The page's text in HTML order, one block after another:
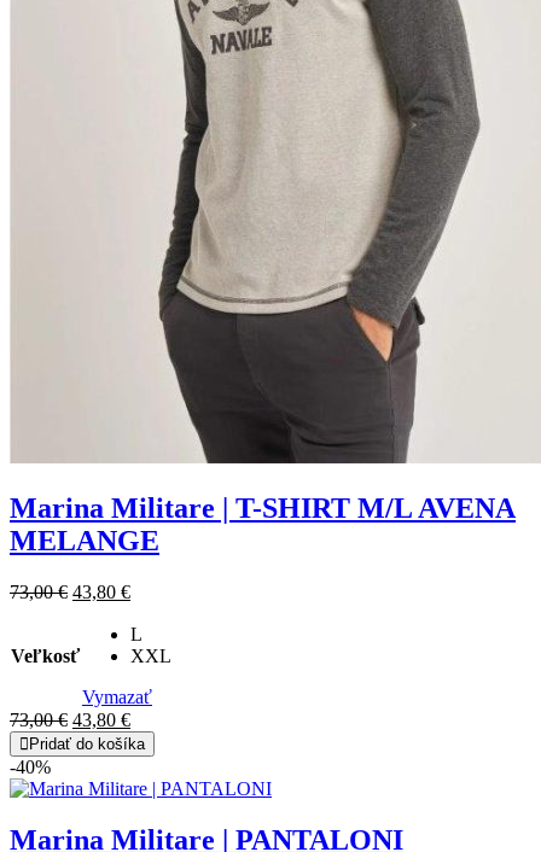
Marina Militare | T-SHIRT M/L AVENA
MELANGE
73,00€ Original
73,00 €.
43,80 €Current
is:
43,80 €.
Veľkosť
L
XXL
Vymazať
73,00€ Original
price
was:
73,00 €.
43,80 €Current
price
is:
43,80 €.
Pridať do košíka
-40%
Marina Militare | PANTALONI